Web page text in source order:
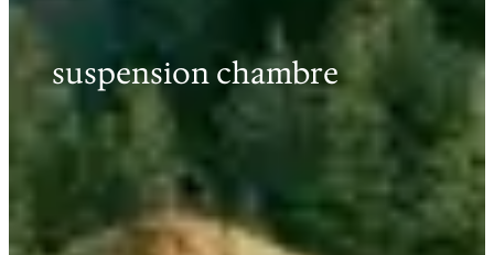
suspension chambre